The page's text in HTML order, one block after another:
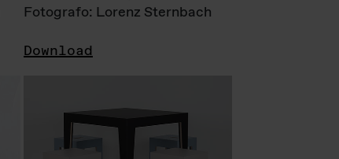
Fotografo: Lorenz Sternbach
Download